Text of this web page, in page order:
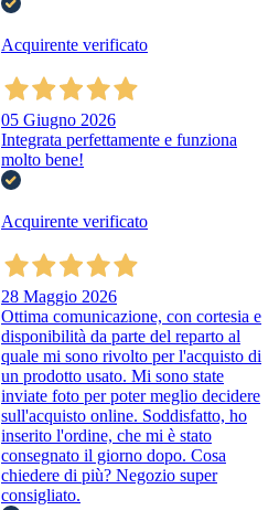
Acquirente verificato
05 Giugno 2026
Integrata perfettamente e funziona
molto bene!
Acquirente verificato
28 Maggio 2026
Ottima comunicazione, con cortesia e
disponibilità da parte del reparto al
quale mi sono rivolto per l'acquisto di
un prodotto usato. Mi sono state
inviate foto per poter meglio decidere
sull'acquisto online. Soddisfatto, ho
inserito l'ordine, che mi è stato
consegnato il giorno dopo. Cosa
chiedere di più? Negozio super
consigliato.